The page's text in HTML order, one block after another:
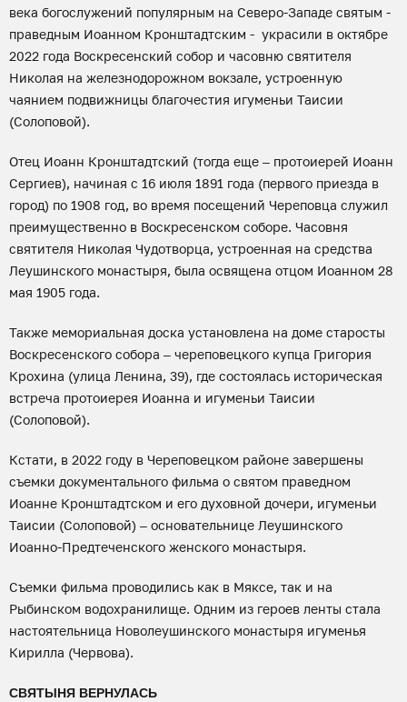
века богослужений популярным на Северо-Западе святым -
праведным Иоанном Кронштадтским - украсили в октябре
2022 года Воскресенский собор и часовню святителя
Николая на железнодорожном вокзале, устроенную
чаянием подвижницы благочестия игуменьи Таисии
(Солоповой).
Отец Иоанн Кронштадтский (тогда еще – протоиерей Иоанн
Сергиев), начиная с 16 июля 1891 года (первого приезда в
город) по 1908 год, во время посещений Череповца служил
преимущественно в Воскресенском соборе. Часовня
святителя Николая Чудотворца, устроенная на средства
Леушинского монастыря, была освящена отцом Иоанном 28
мая 1905 года.
Также мемориальная доска установлена на доме старосты
Воскресенского собора – череповецкого купца Григория
Крохина (улица Ленина, 39), где состоялась историческая
встреча протоиерея Иоанна и игуменьи Таисии
(Солоповой).
Кстати, в 2022 году в Череповецком районе завершены
съемки документального фильма о святом праведном
Иоанне Кронштадтском и его духовной дочери, игуменьи
Таисии (Солоповой) – основательнице Леушинского
Иоанно-Предтеченского женского монастыря.
Съемки фильма проводились как в Мяксе, так и на
Рыбинском водохранилище. Одним из героев ленты стала
настоятельница Новолеушинского монастыря игуменья
Кирилла (Червова).
СВЯТЫНЯ ВЕРНУЛАСЬ